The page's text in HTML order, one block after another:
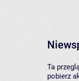
Ta
pobierz